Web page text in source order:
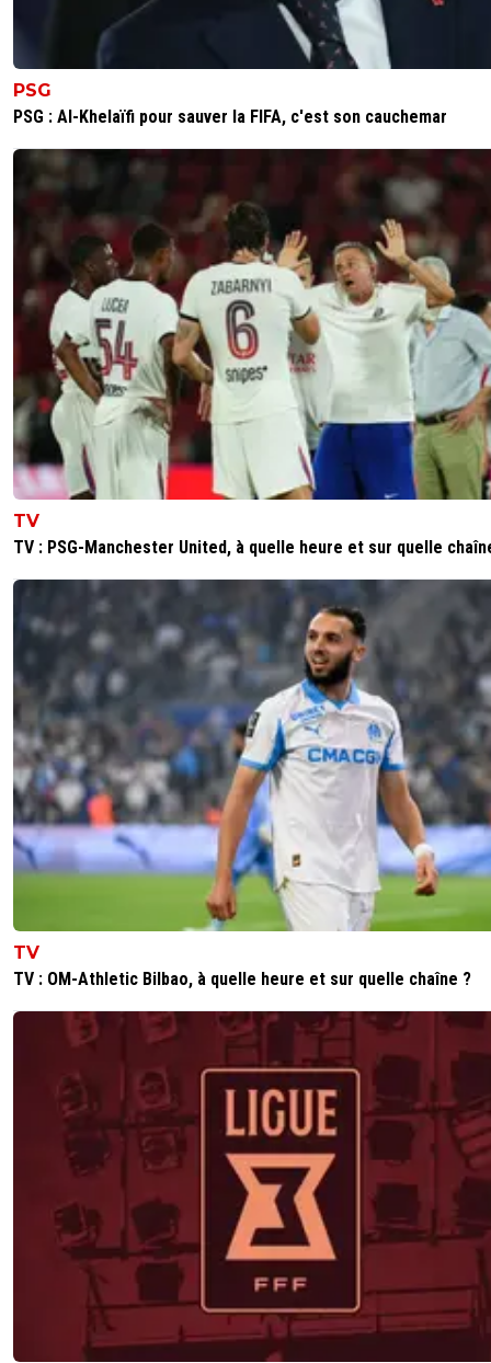
PSG
PSG : Al-Khelaïfi pour sauver la FIFA, c'est son cauchemar
TV
TV : PSG-Manchester United, à quelle heure et sur quelle
TV
TV : OM-Athletic Bilbao, à quelle heure et sur quelle chaîne ?